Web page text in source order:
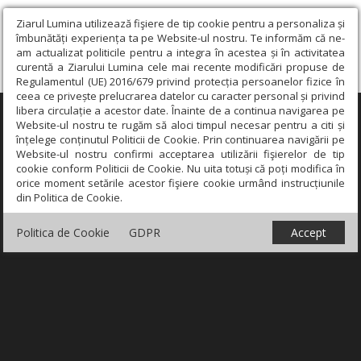
Ziarul Lumina utilizează fişiere de tip cookie pentru a personaliza și
îmbunătăți experiența ta pe Website-ul nostru. Te informăm că ne-
am actualizat politicile pentru a integra în acestea și în activitatea
curentă a Ziarului Lumina cele mai recente modificări propuse de
Regulamentul (UE) 2016/679 privind protecția persoanelor fizice în
ceea ce privește prelucrarea datelor cu caracter personal și privind
libera circulație a acestor date. Înainte de a continua navigarea pe
Website-ul nostru te rugăm să aloci timpul necesar pentru a citi și
înțelege conținutul Politicii de Cookie. Prin continuarea navigării pe
Website-ul nostru confirmi acceptarea utilizării fişierelor de tip
cookie conform Politicii de Cookie. Nu uita totuși că poți modifica în
orice moment setările acestor fişiere cookie urmând instrucțiunile
din Politica de Cookie.
Politica de Cookie GDPR Accept
×